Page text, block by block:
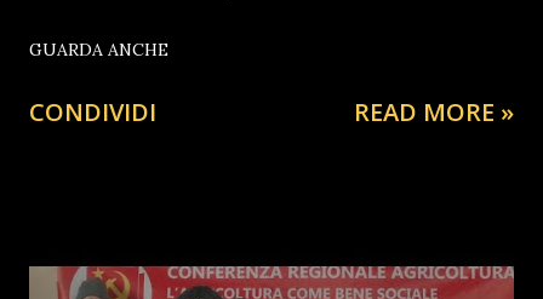
GUARDA ANCHE
CONDIVIDI READ MORE »